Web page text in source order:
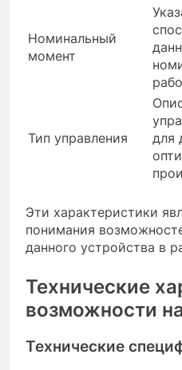
Номинальный
момент
Тип управления
для
Эти характеристики
понимания
данного устройства в
Технические
возможности
Технические